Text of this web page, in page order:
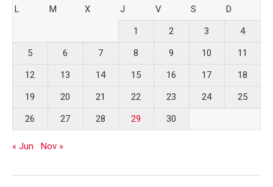
L
M X J V S
D
1
2 3
4
5
6 7 8 9 10
11
12
13 14 15 16 17
18
19
20 21 22 23 24
25
26
27 28 29 30
« Jun Nov »